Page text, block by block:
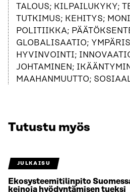
TALOUS; KILPAILUKYKY;
TUTKIMUS; KEHITYS;
POLITIIKKA;
GLOBALISAATIO;
HYVINVOINTI;
JOHTAMINEN;
MAAHANMUUTTO;
Tutustu myös
JULKAISU
Ekosysteemitilinpito
keinoja hyödyntämisen tueksi